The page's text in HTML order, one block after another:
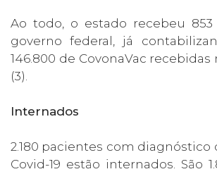
Ao todo, o estado recebeu
governo federal, já
146.800 de CovonaVac
(3).
Internados
2.180 pacientes com
Covid-19 estão internados. São